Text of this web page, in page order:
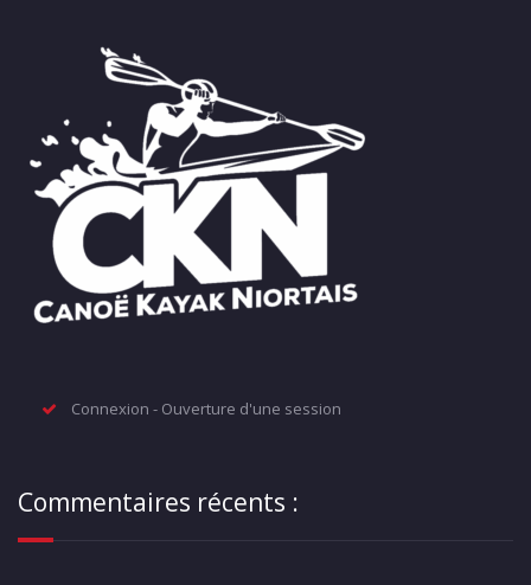
Connexion - Ouverture d'une session
Commentaires récents :